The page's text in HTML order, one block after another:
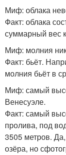
Миф: облака
Факт: облака
суммарный вес
Миф: молния
Факт: бьёт.
молния бьёт в
Миф: самый
Венесуэле.
Факт: самый
пролива, под
3505 метров.
озёра, но